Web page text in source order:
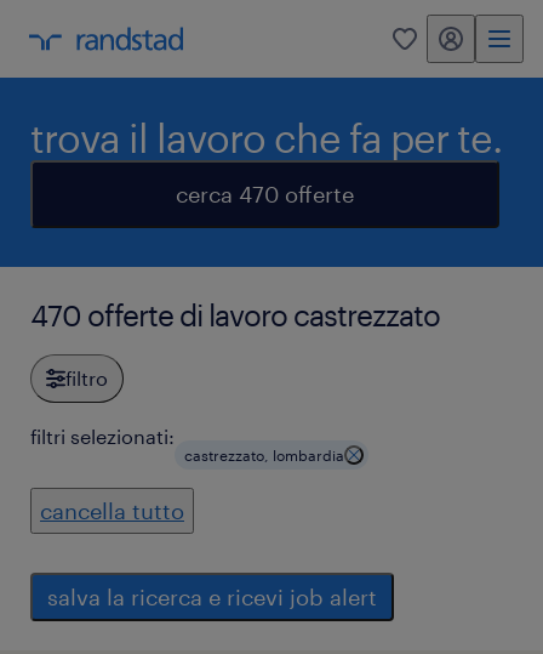
0 my randstad
trova il lavoro che fa per te.
cerca 470 offerte
470 offerte di lavoro castrezzato
filtro
filtri selezionati:
castrezzato, lombardia
cancella tutto
salva la ricerca e ricevi job alert